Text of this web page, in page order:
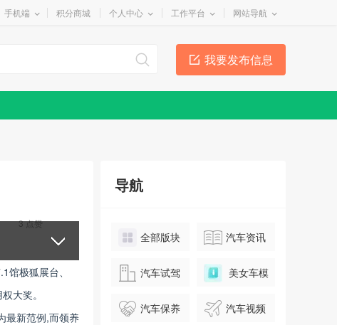
手机端 积分商城 个人中心 工作平台 网站导航
我要发布信息
3点赞
极狐展台、
大奖。
最新范例,而领养
导航
全部版块 汽车资讯
汽车试驾 美女车模
汽车保养 汽车视频